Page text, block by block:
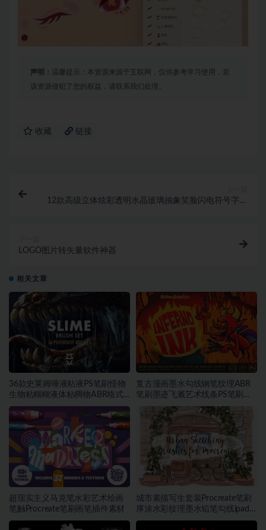
声明： 温馨提示：本资源来源于互联网，仅供参考学习使用，若
该资源侵犯了您的权益，请联系我们处理。
收藏 链接
12款高级立体炫彩透明水晶玻璃抽象笑脸闪电符号字体
LOGO图片转矢量软件神器
相关文章
36款史莱姆唾液粘液PS笔刷怪物
生物粘糊糊液体粘稠物ABR格式
素材
复古漫画墨水勾线钢笔纹理ABR
笔刷墨迹飞溅艺术线条PS笔刷设
计素材
超现实主义马克笔水彩艺术绘画
笔触Procreate笔刷画笔插件素材
城市素描写生套装Procreate笔刷
厚涂水彩纹理墨水铅笔勾线ipad
插画笔